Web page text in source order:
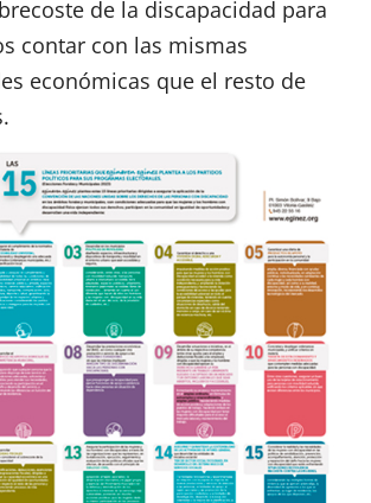
de la discapacidad para
contar con las mismas
económicas que el resto de